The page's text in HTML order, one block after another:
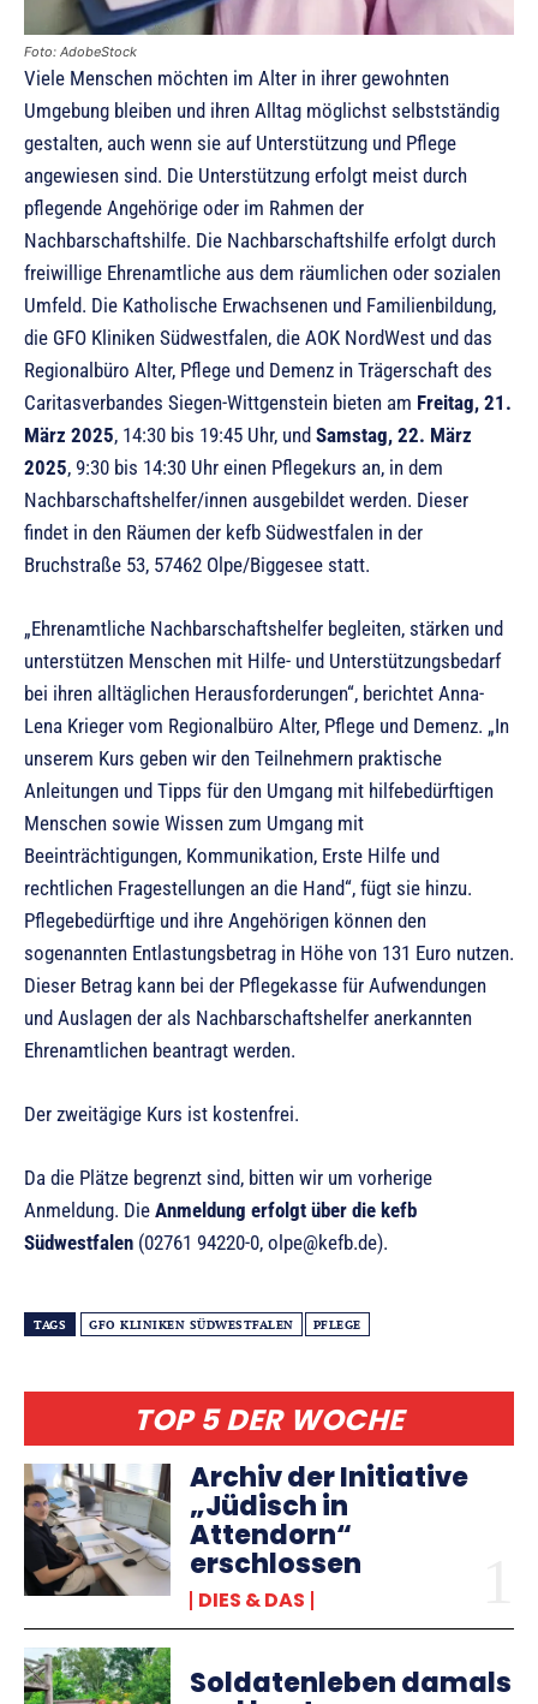
TOP 5 DER WOCHE
Archiv der Initiative
„Jüdisch in
Attendorn“
erschlossen
DIES & DAS
Soldatenleben damals
Foto: AdobeStock
Viele Menschen möchten im Alter in ihrer gewohnten
Umgebung bleiben und ihren Alltag möglichst selbstständig
gestalten, auch wenn sie auf Unterstützung und Pflege
angewiesen sind. Die Unterstützung erfolgt meist durch
pflegende Angehörige oder im Rahmen der
Nachbarschaftshilfe. Die Nachbarschaftshilfe erfolgt durch
freiwillige Ehrenamtliche aus dem räumlichen oder sozialen
Umfeld. Die Katholische Erwachsenen und Familienbildung,
die GFO Kliniken Südwestfalen, die AOK NordWest und das
Regionalbüro Alter, Pflege und Demenz in Trägerschaft des
Caritasverbandes Siegen-Wittgenstein bieten am Freitag, 21.
März 2025, 14:30 bis 19:45 Uhr, und Samstag, 22. März
2025, 9:30 bis 14:30 Uhr einen Pflegekurs an, in dem
Nachbarschaftshelfer/innen ausgebildet werden. Dieser
findet in den Räumen der kefb Südwestfalen in der
Bruchstraße 53, 57462 Olpe/Biggesee statt.
„Ehrenamtliche Nachbarschaftshelfer begleiten, stärken und
unterstützen Menschen mit Hilfe- und Unterstützungsbedarf
bei ihren alltäglichen Herausforderungen“, berichtet Anna-
Lena Krieger vom Regionalbüro Alter, Pflege und Demenz. „In
unserem Kurs geben wir den Teilnehmern praktische
Anleitungen und Tipps für den Umgang mit hilfebedürftigen
Menschen sowie Wissen zum Umgang mit
Beeinträchtigungen, Kommunikation, Erste Hilfe und
rechtlichen Fragestellungen an die Hand“, fügt sie hinzu.
Pflegebedürftige und ihre Angehörigen können den
sogenannten Entlastungsbetrag in Höhe von 131 Euro nutzen.
Dieser Betrag kann bei der Pflegekasse für Aufwendungen
und Auslagen der als Nachbarschaftshelfer anerkannten
Ehrenamtlichen beantragt werden.
Der zweitägige Kurs ist kostenfrei.
Da die Plätze begrenzt sind, bitten wir um vorherige
Anmeldung. Die Anmeldung erfolgt über die kefb
Südwestfalen (02761 94220-0, olpe@kefb.de).
TAGS GFO KLINIKEN SÜDWESTFALEN PFLEGE